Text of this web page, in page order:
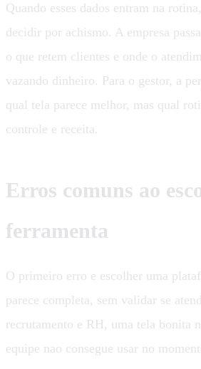
Quando esses dados entram na
decidir por achismo. A empresa
o que retem clientes e onde o
vazando dinheiro. Para o gestor, a
qual tela parece melhor, mas qual
controle e receita.
Erros comuns ao
ferramenta
O primeiro erro e escolher uma
parece completa, sem validar se
recrutamento e RH, uma tela bonita
equipe nao consegue usar no